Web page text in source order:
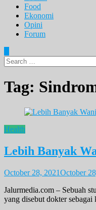
Food
Ekonomi
Opini
Forum
Search
for:
Tag:
Health
Lebih Banyak
October 28, 2021October
Jalurmedia.com – Sebuah
yang disebut dokter